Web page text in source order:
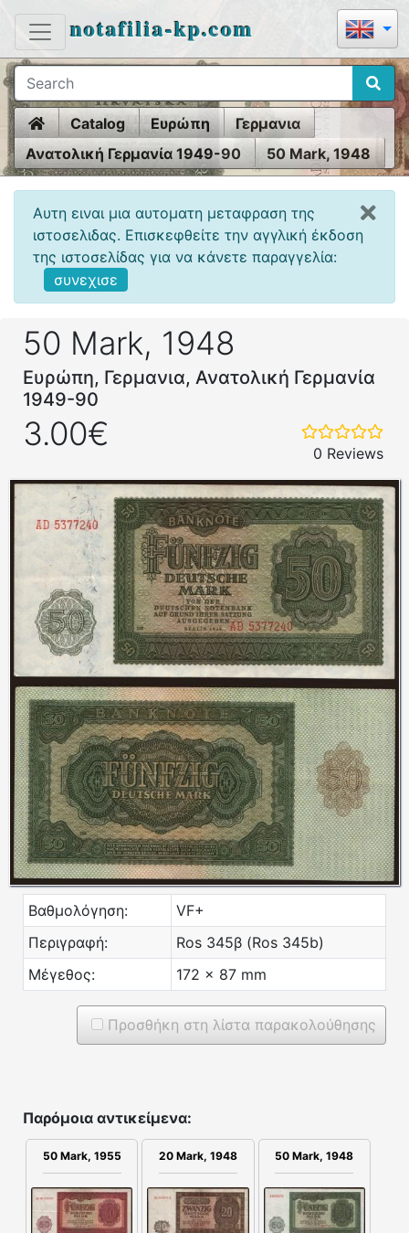
notafilia-kp.com
HomeCatalog Ευρώπη
Γερμανια
Ανατολική Γερμανία 1949-90
50 Mark, 1948
Αυτη ειναι μια αυτοματη μεταφραση της
ιστοσελιδας. Επισκεφθείτε την αγγλική έκδοση
της ιστοσελίδας για να κάνετε παραγγελία:
συνεχισε
50 Mark, 1948
Ευρώπη, Γερμανια, Ανατολική Γερμανία
1949-90
3.00€
0 Reviews
Βαθμολόγηση:
VF+
Περιγραφή:
Ros 345β (Ros 345b)
Μέγεθος:
172 x 87 mm
Προσθήκη στη λίστα παρακολούθησης
Παρόμοια αντικείμενα:
50 Mark, 1955 20 Mark, 1948 50 Mark, 1948